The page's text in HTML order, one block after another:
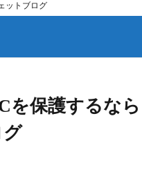
ットブログ
を保護するなら